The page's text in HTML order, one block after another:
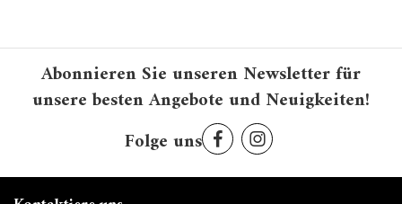
Abonnieren Sie unseren Newsletter für
unsere besten Angebote und Neuigkeiten!
Folge uns